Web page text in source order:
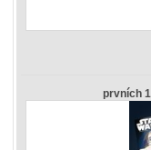
prvních